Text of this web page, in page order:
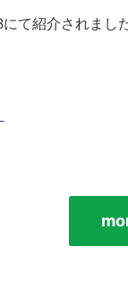
て紹介されました